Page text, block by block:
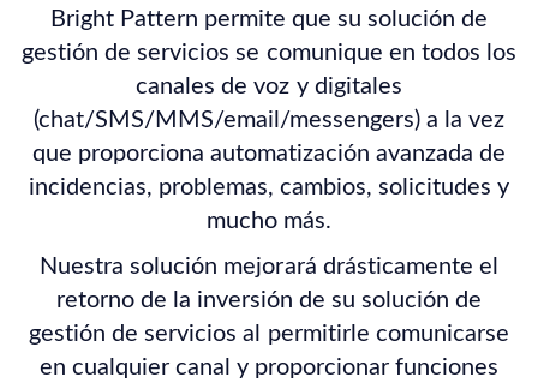
Bright Pattern permite que su solución de
gestión de servicios se comunique en todos los
canales de voz y digitales
(chat/SMS/MMS/email/messengers) a la vez
que proporciona automatización avanzada de
incidencias, problemas, cambios, solicitudes y
mucho más.
Nuestra solución mejorará drásticamente el
retorno de la inversión de su solución de
gestión de servicios al permitirle comunicarse
en cualquier canal y proporcionar funciones